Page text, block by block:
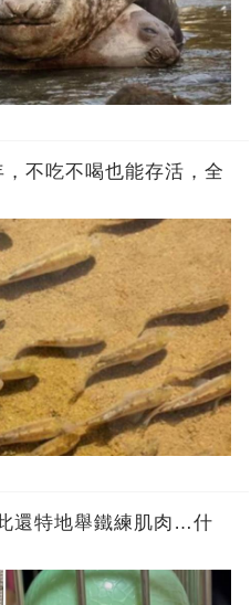
不吃不喝也能存活，全
還特地舉鐵練肌肉…什